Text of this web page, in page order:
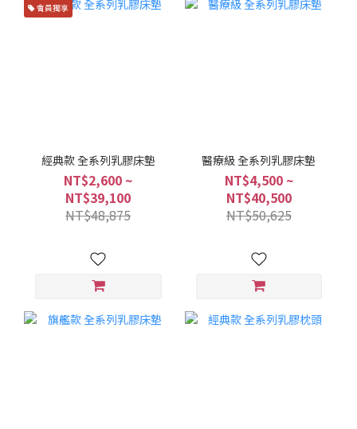
會員獨享
經典款 全系列乳膠床墊
NT$2,600 ~
NT$39,100
NT$48,875
醫療級 全系列乳膠床墊
NT$4,500 ~
NT$40,500
NT$50,625